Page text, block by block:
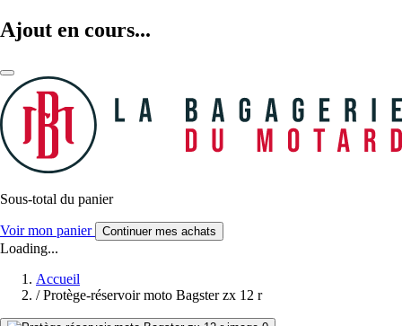
Ajout en cours...
Sous-total du panier
Voir mon panier Continuer mes achats
Loading...
Accueil
/ Protège-réservoir moto Bagster zx 12 r